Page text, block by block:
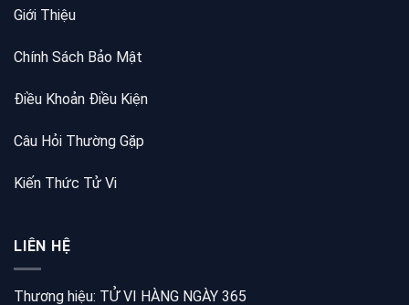
Giới Thiệu
Chính Sách Bảo Mật
Điều Khoản Điều Kiện
Câu Hỏi Thường Gặp
Kiến Thức Tử Vi
LIÊN HỆ
Thương hiệu: TỬ VI HÀNG NGÀY 365